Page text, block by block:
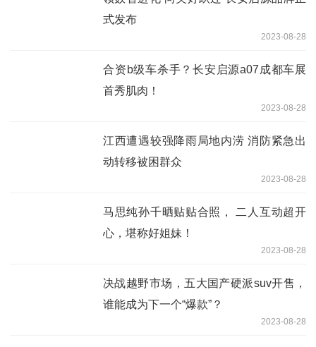
式发布
2023-08-28
合资b级车杀手？长安启源a07成都车展
首秀肌肉！
2023-08-28
江西遭遇较强降雨局地内涝 消防紧急出
动转移被困群众
2023-08-28
马思纯孙千晒贴贴合照， 二人互动超开
心，堪称好姐妹！
2023-08-28
决战越野市场，五大国产硬派suv开售，
谁能成为下一个“爆款”？
2023-08-28